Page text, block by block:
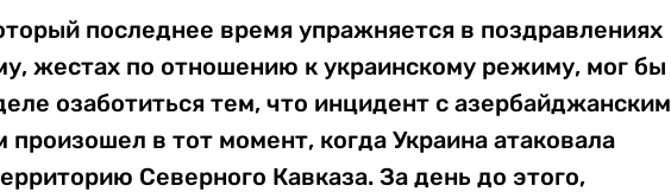
последнее время упражняется в поздравлениях
жестах по отношению к украинскому режиму, мог бы
озаботиться тем, что инцидент с азербайджанским
произошел в тот момент, когда Украина атаковала
Северного Кавказа. За день до этого,